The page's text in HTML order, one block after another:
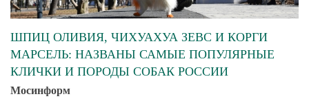
ШПИЦ ОЛИВИЯ, ЧИХУАХУА ЗЕВС И КОРГИ
МАРСЕЛЬ: НАЗВАНЫ САМЫЕ ПОПУЛЯРНЫЕ
КЛИЧКИ И ПОРОДЫ СОБАК РОССИИ
Мосинформ